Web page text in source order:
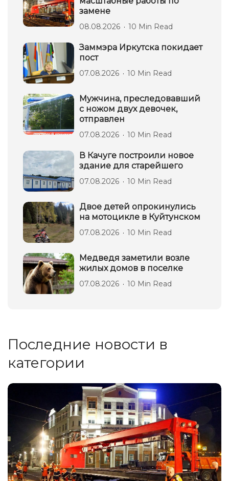
замене
08.08.2026 10 Min Read
Заммэра Иркутска покидает
пост
07.08.2026 10 Min Read
Мужчина, преследовавший
с ножом двух девочек,
отправлен
07.08.2026 10 Min Read
В Качуге построили новое
здание для старейшего
07.08.2026 10 Min Read
Двое детей опрокинулись
на мотоцикле в Куйтунском
07.08.2026 10 Min Read
Медведя заметили возле
жилых домов в поселке
07.08.2026 10 Min Read
Последние новости в
категории